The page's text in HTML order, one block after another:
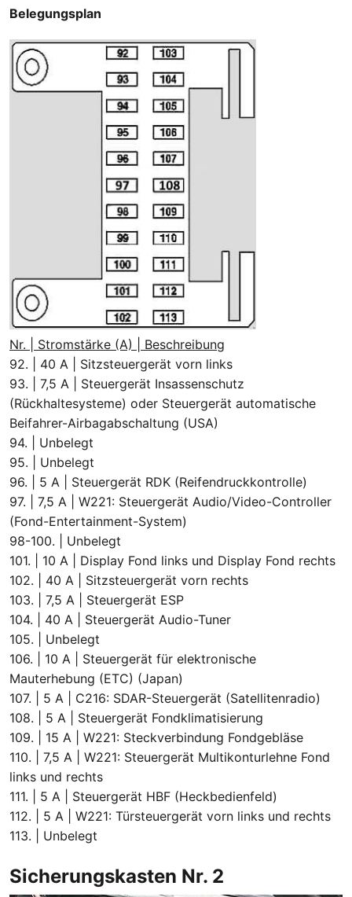
Belegungsplan
Nr. | Stromstärke (A) | Beschreibung
92. | 40 A | Sitzsteuergerät vorn links
93. | 7,5 A | Steuergerät Insassenschutz
(Rückhaltesysteme) oder Steuergerät automatische
Beifahrer-Airbagabschaltung (USA)
94. | Unbelegt
95. | Unbelegt
96. | 5 A | Steuergerät RDK (Reifendruckkontrolle)
97. | 7,5 A | W221: Steuergerät Audio/Video-Controller
(Fond-Entertainment-System)
98-100. | Unbelegt
101. | 10 A | Display Fond links und Display Fond rechts
102. | 40 A | Sitzsteuergerät vorn rechts
103. | 7,5 A | Steuergerät ESP
104. | 40 A | Steuergerät Audio-Tuner
105. | Unbelegt
106. | 10 A | Steuergerät für elektronische
Mauterhebung (ETC) (Japan)
107. | 5 A | C216: SDAR-Steuergerät (Satellitenradio)
108. | 5 A | Steuergerät Fondklimatisierung
109. | 15 A | W221: Steckverbindung Fondgebläse
110. | 7,5 A | W221: Steuergerät Multikonturlehne Fond
links und rechts
111. | 5 A | Steuergerät HBF (Heckbedienfeld)
112. | 5 A | W221: Türsteuergerät vorn links und rechts
113. | Unbelegt
Sicherungskasten Nr. 2